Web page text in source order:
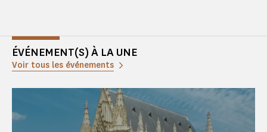
ÉVÉNEMENT(S) À LA UNE
Voir tous les événements